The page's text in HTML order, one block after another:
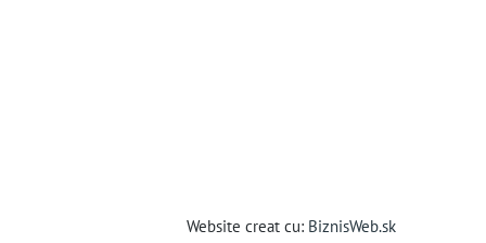
Website creat cu: BiznisWeb.sk